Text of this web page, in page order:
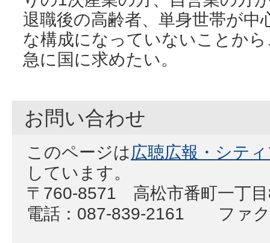
退職後の高齢者、単身世帯が
な構成になっていないことか
急に国に求めたい。
お問い合わせ
このページは広聴広報・シテ
しています。
〒760-8571 高松市番町一丁
電話：087-839-2161 ファク